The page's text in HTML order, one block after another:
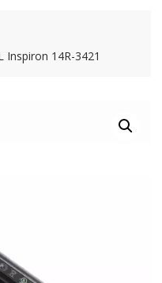
Inspiron 14R-3421